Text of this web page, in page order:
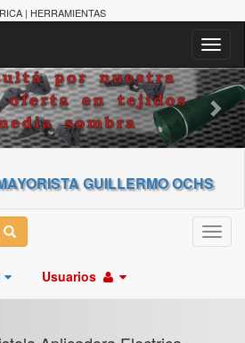
| HERRAMIENTAS
GUILLERMO OCHS
Usuarios